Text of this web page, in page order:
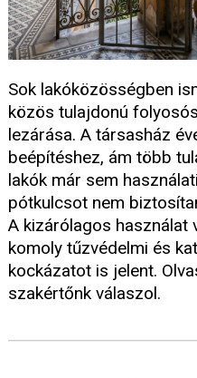
Sok lakóközösségben
közös tulajdonú
lezárása. A társasház
beépítéshez, ám több
lakók már sem
pótkulcsot nem
A kizárólagos használat
komoly tűzvédelmi és
kockázatot is jelent.
szakértőnk válaszol.